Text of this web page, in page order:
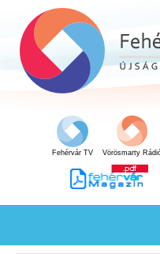
Fehérvár TV Vörösmarty